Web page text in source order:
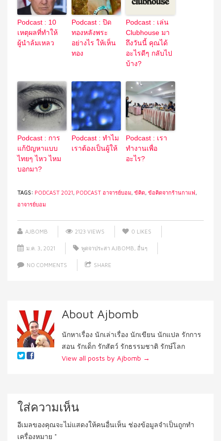
Podcast : 10
เหตุผลที่ทำให้
ผู้นำล้มเหลว
Podcast : ปิด
ทองหลังพระ
อย่างไร ให้เห็น
ทอง
Podcast : เล่น
Clubhouse มา
ถึงวันนี้ คุณได้
อะไรดีๆ กลับไป
บ้าง?
Podcast : การ
แก้ปัญหาแบบ
ไทยๆ ไหว ไหม
บอกมา?
Podcast : ทำไม
เราต้องเป็นผู้ให้
Podcast : เรา
ทำงานเพื่อ
อะไร?
TAGS: PODCAST 2021, PODCAST อาจารย์บอม, ข้คิด, ข้อคิดจากร้านกาแฟ,
อาจารย์บอม
AJBOMB 2123 VIEWS 0 LIKES
ม.ค. 3, 2021 พูดจาประสา AJBOMB อื่นๆ
NO COMMENTS SHARE
About Ajbomb
นักหาเรื่อง นักเล่าเรื่อง นักเขียน นักแปล รักการ
สอน รักเด็ก รักสัตว์ รักธรรมชาติ รักษ์โลก
View all posts by Ajbomb →
ใส่ความเห็น
อีเมลของคุณจะไม่แสดงให้คนอื่นเห็น ช่องข้อมูลจำเป็นถูกทำ
เครื่องหมาย *